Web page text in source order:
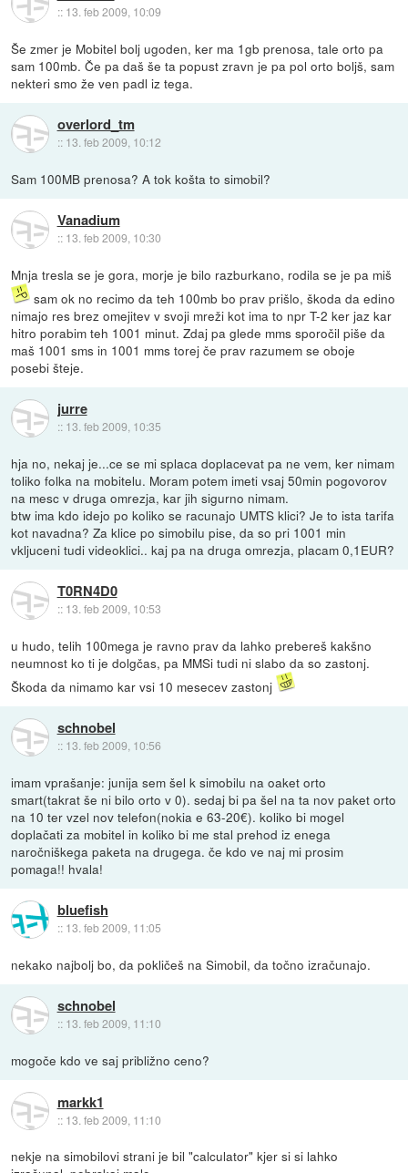
:: 13. feb 2009, 10:09
Še zmer je Mobitel bolj ugoden, ker ma 1gb prenosa, tale orto pa
sam 100mb. Če pa daš še ta popust zravn je pa pol orto boljš, sam
nekteri smo že ven padl iz tega.
overlord_tm
:: 13. feb 2009, 10:12
Sam 100MB prenosa? A tok košta to simobil?
Vanadium
:: 13. feb 2009, 10:30
Mnja tresla se je gora, morje je bilo razburkano, rodila se je pa miš
sam ok no recimo da teh 100mb bo prav prišlo, škoda da edino
nimajo res brez omejitev v svoji mreži kot ima to npr T-2 ker jaz kar
hitro porabim teh 1001 minut. Zdaj pa glede mms sporočil piše da
maš 1001 sms in 1001 mms torej če prav razumem se oboje
posebi šteje.
jurre
:: 13. feb 2009, 10:35
hja no, nekaj je...ce se mi splaca doplacevat pa ne vem, ker nimam
toliko folka na mobitelu. Moram potem imeti vsaj 50min pogovorov
na mesc v druga omrezja, kar jih sigurno nimam.
btw ima kdo idejo po koliko se racunajo UMTS klici? Je to ista tarifa
kot navadna? Za klice po simobilu pise, da so pri 1001 min
vkljuceni tudi videoklici.. kaj pa na druga omrezja, placam 0,1EUR?
T0RN4D0
:: 13. feb 2009, 10:53
u hudo, telih 100mega je ravno prav da lahko prebereš kakšno
neumnost ko ti je dolgčas, pa MMSi tudi ni slabo da so zastonj.
Škoda da nimamo kar vsi 10 mesecev zastonj
schnobel
:: 13. feb 2009, 10:56
imam vprašanje: junija sem šel k simobilu na oaket orto
smart(takrat še ni bilo orto v 0). sedaj bi pa šel na ta nov paket orto
na 10 ter vzel nov telefon(nokia e 63-20€). koliko bi mogel
doplačati za mobitel in koliko bi me stal prehod iz enega
naročniškega paketa na drugega. če kdo ve naj mi prosim
pomaga!! hvala!
bluefish
:: 13. feb 2009, 11:05
nekako najbolj bo, da pokličeš na Simobil, da točno izračunajo.
schnobel
:: 13. feb 2009, 11:10
mogoče kdo ve saj približno ceno?
markk1
:: 13. feb 2009, 11:10
nekje na simobilovi strani je bil "calculator" kjer si si lahko